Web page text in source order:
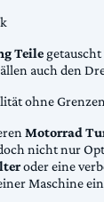
Teile
auch den
ohne
Motorrad
nicht nur
oder eine
Maschine